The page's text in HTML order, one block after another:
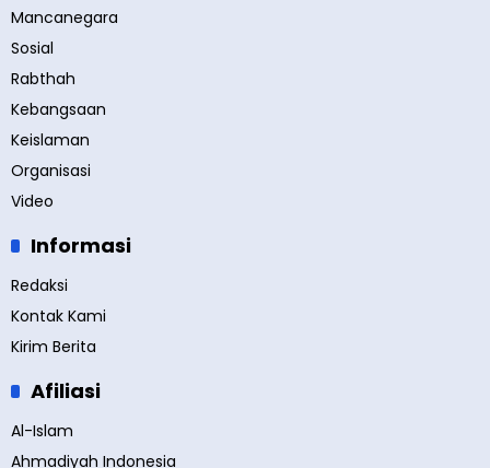
Mancanegara
Sosial
Rabthah
Kebangsaan
Keislaman
Organisasi
Video
Informasi
Redaksi
Kontak Kami
Kirim Berita
Afiliasi
Al-Islam
Ahmadiyah Indonesia